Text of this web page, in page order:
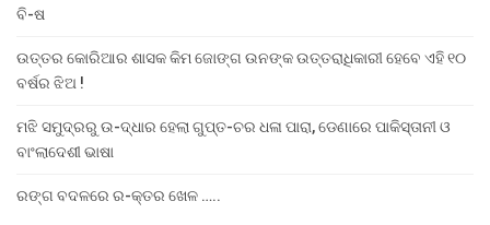
ବି-ଷ
ଉତ୍ତର କୋରିଆର ଶାସକ କିମ ଜୋଙ୍ଗ ଉନଙ୍କ ଉତ୍ତରାଧିକାରୀ ହେବେ ଏହି ୧୦
ବର୍ଷର ଝିଅ !
ମଝି ସମୁଦ୍ରରୁ ଉ-ଦ୍ଧାର ହେଲା ଗୁପ୍ତ-ଚର ଧଳା ପାରା, ଡେଣାରେ ପାକିସ୍ତାନୀ ଓ
ବାଂଲାଦେଶୀ ଭାଷା
ରଙ୍ଗ ବଦଳରେ ର-କ୍ତର ଖେଳ …..